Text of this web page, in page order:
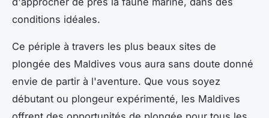
conditions idéales.
Ce périple à travers les plus beaux sites de
plongée des Maldives vous aura sans doute donné
envie de partir à l'aventure. Que vous soyez
débutant ou plongeur expérimenté, les Maldives